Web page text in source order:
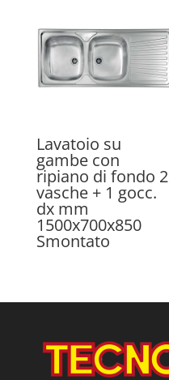
Lavatoio su
gambe con
ripiano di fondo 2
vasche + 1 gocc.
dx mm
1500x700x850
Smontato